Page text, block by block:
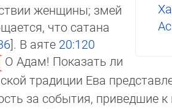
женщины; змей
что са­та­на
]. В аяте 20:120
О Адам! По­ка­зать ли
тра­ди­ции Ева
за со­бы­тия, приведшие